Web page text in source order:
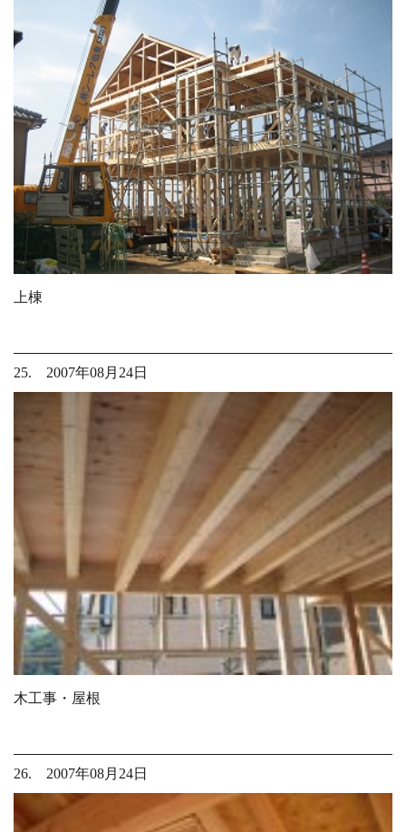
上棟
25. 2007年08月24日
木工事・屋根
26. 2007年08月24日